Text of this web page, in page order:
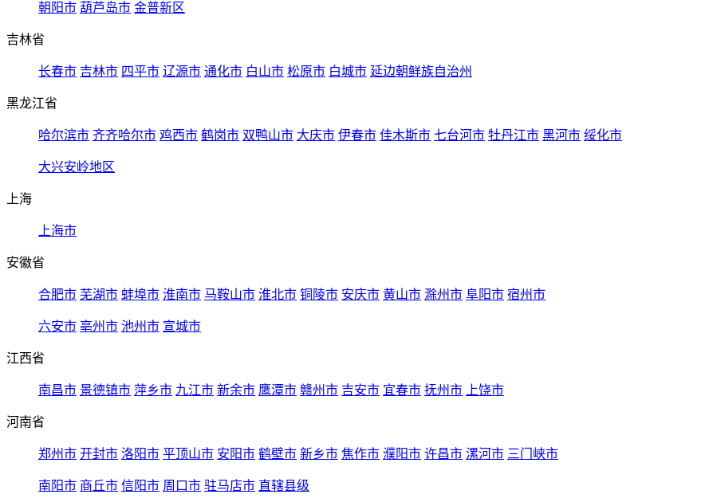
朝阳市 葫芦岛市 金普新区
吉林省
长春市 吉林市 四平市 辽源市 通化市 白山市 松原市 白城市 延边朝鲜族自治州
黑龙江省
哈尔滨市 齐齐哈尔市 鸡西市 鹤岗市 双鸭山市 大庆市 伊春市 佳木斯市 七台河市 牡丹江市 黑河市 绥化市
大兴安岭地区
上海
上海市
安徽省
合肥市 芜湖市 蚌埠市 淮南市 马鞍山市 淮北市 铜陵市 安庆市 黄山市 滁州市 阜阳市 宿州市
六安市 亳州市 池州市 宣城市
江西省
南昌市 景德镇市 萍乡市 九江市 新余市 鹰潭市 赣州市 吉安市 宜春市 抚州市 上饶市
河南省
郑州市 开封市 洛阳市 平顶山市 安阳市 鹤壁市 新乡市 焦作市 濮阳市 许昌市 漯河市 三门峡市
南阳市 商丘市 信阳市 周口市 驻马店市 直辖县级